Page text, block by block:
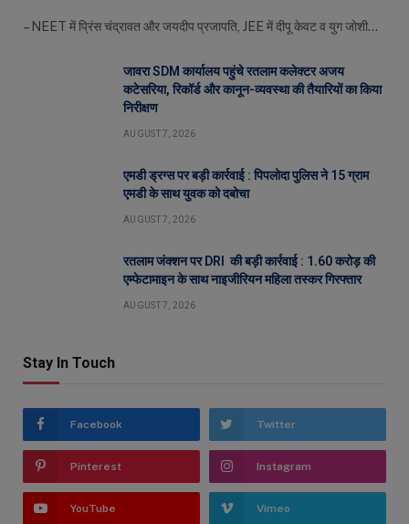
– NEET में प्रिंस चंद्रावत और जयदीप प्रजापति, JEE में दीपू केवट व युग जोशी…
जावरा SDM कार्यालय पहुंचे रतलाम कलेक्टर अजय
कटेसरिया, रिकॉर्ड और कानून-व्यवस्था की तैयारियों का किया
निरीक्षण
AUGUST 7, 2026
एमडी ड्रग्स पर बड़ी कार्रवाई : पिपलोदा पुलिस ने 15 ग्राम
एमडी के साथ युवक को दबोचा
AUGUST 7, 2026
रतलाम जंक्शन पर DRI की बड़ी कार्रवाई : 1.60 करोड़ की
एम्फेटामाइन के साथ नाइजीरियन महिला तस्कर गिरफ्तार
AUGUST 7, 2026
Stay In Touch
Facebook Twitter
Pinterest Instagram
YouTube Vimeo